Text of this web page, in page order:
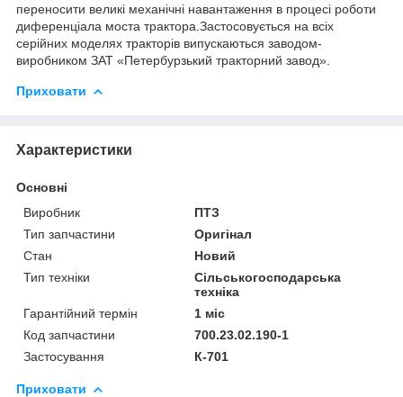
переносити великі механічні навантаження в процесі роботи
диференціала моста трактора.Застосовується на всіх
серійних моделях тракторів випускаються заводом-
виробником ЗАТ «Петербурзький тракторний завод».
Приховати
Характеристики
Основні
Виробник
ПТЗ
Тип запчастини
Оригінал
Стан
Новий
Тип техніки
Сільськогосподарська
техніка
Гарантійний термін
1 міс
Код запчастини
700.23.02.190-1
Застосування
К-701
Приховати